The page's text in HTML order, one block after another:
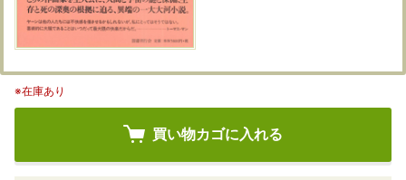
※在庫あり
買い物カゴに入れる